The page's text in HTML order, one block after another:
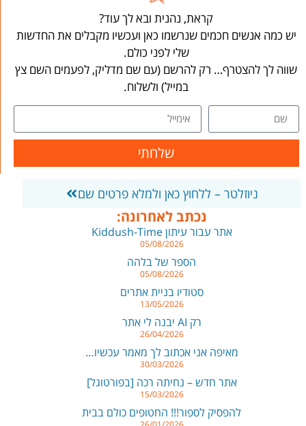
קראת, נהנית ובא לך עוד?
יש כמה אנשים חכמים שנרשמו כאן ועכשיו מקבלים את החדשות
שלי לפני כולם.
שווה לך להצטרף… רק להרשם (עם שם מדליק, לפעמים השם צץ
במייל) ולשלוח.
שלחתי
ניוזלטר – ללחוץ כאן ולמלא פרטים שם
נכתב לאחרונה:
אתר עבור עיתון Kiddush-Time
05/08/2026
הספר של בלהה
05/08/2026
סטודיו בניית אתרים
13/05/2026
רק AI יבנה לי אתר
26/04/2026
מאיפה אני אכתוב לך מאמר עכשיו…
30/03/2026
אתר חדש – נחיתה רכה [בפורטוגל]
15/03/2026
להפסיק לספור!!! החטופים כולם בבית